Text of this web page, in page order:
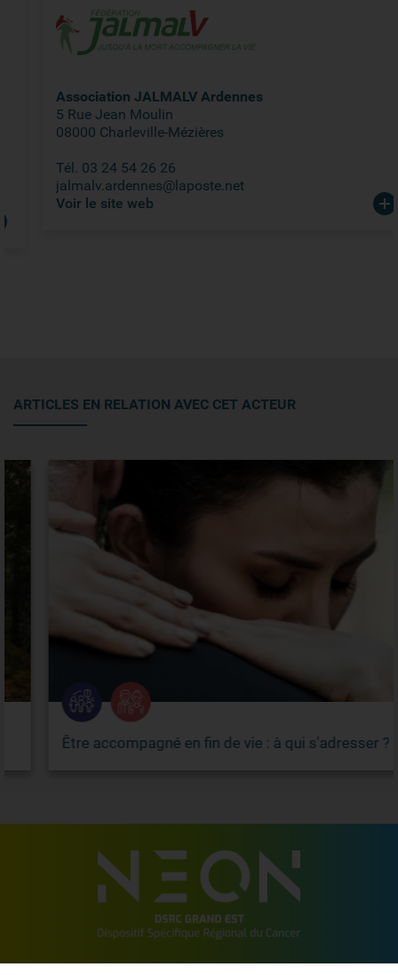
Association JALMALV Ardennes
5 Rue Jean Moulin
08000 Charleville-Mézières
Tél. 03 24 54 26 26
jalmalv.ardennes@laposte.net
Voir le site web
ARTICLES EN RELATION AVEC CET ACTEUR
Être accompagné en fin de vie : à qui s'adresser ?